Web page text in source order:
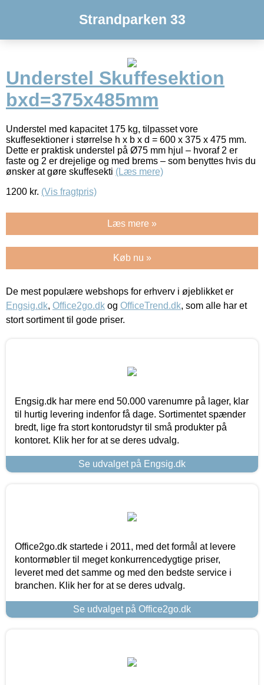
Strandparken 33
Understel Skuffesektion
bxd=375x485mm
Understel med kapacitet 175 kg, tilpasset vore
skuffesektioner i størrelse h x b x d = 600 x 375 x 475 mm.
Dette er praktisk understel på Ø75 mm hjul – hvoraf 2 er
faste og 2 er drejelige og med brems – som benyttes hvis du
ønsker at gøre skuffesekti (Læs mere)
1200 kr. (Vis fragtpris)
Læs mere »
Køb nu »
De mest populære webshops for erhverv i øjeblikket er
Engsig.dk, Office2go.dk og OfficeTrend.dk, som alle har et
stort sortiment til gode priser.
Engsig.dk har mere end 50.000 varenumre på lager, klar
til hurtig levering indenfor få dage. Sortimentet spænder
bredt, lige fra stort kontorudstyr til små produkter på
kontoret. Klik her for at se deres udvalg.
Se udvalget på Engsig.dk
Office2go.dk startede i 2011, med det formål at levere
kontormøbler til meget konkurrencedygtige priser,
leveret med det samme og med den bedste service i
branchen. Klik her for at se deres udvalg.
Se udvalget på Office2go.dk